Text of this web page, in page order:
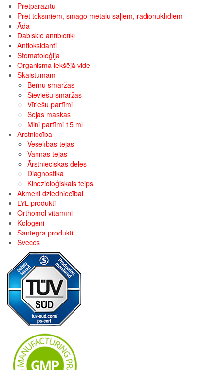
Pretparazītu
Pret toksīniem, smago metālu saļiem, radionuklīdiem
Āda
Dabiskie antibiotiķi
Antioksidanti
Stomatoloģija
Organisma iekšējā vide
Skaistumam
Bērnu smaržas
Sieviešu smaržas
Vīriešu parfīmi
Sejas maskas
Mini parfīmi 15 ml
Ārstniecība
Veselības tējas
Vannas tējas
Ārstnieciskās dēles
Diagnostika
Kinezioloģiskais teips
Akmeņi dziedniecībai
LYL produkti
Orthomol vitamīni
Kologēni
Santegra produkti
Sveces